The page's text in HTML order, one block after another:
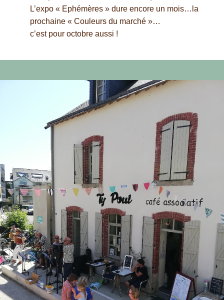
L’expo « Ephémères » dure encore un mois…la
prochaine « Couleurs du marché »…
c’est pour octobre aussi !